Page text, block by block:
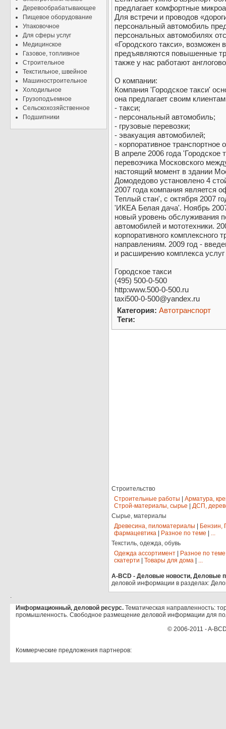
Деревообрабатывающее
Пищевое оборудование
Упаковочное
Для сферы услуг
Медицинское
Газовое, топливное
Строительное
Текстильное, швейное
Машиностроительное
Холодильное
Грузоподъемное
Сельскохозяйственное
Подшипники
предлагает комфортные
Для встречи и проводов
персональный автомобиль
персональных автомобилях
«Городского такси»,
предъявляются повышенные
также у нас работают
О компании:
Компания 'Городское такси'
она предлагает своим
- такси;
- персональный автомобиль;
- грузовые перевозки;
- эвакуация автомобилей;
- корпоративное транспортное
В апреле 2006 года 'Городское
перевозчика Московского
настоящий момент в здании
Домодедово установлено 4
2007 года компания
Теплый стан', с октября 2007
'ИКЕА Белая дача'. Ноябрь
новый уровень обслуживания
автомобилей и мототехники.
корпоративного комплексного
направлениям. 2009 год -
и расширению комплекса
Городское такси
(495) 500-0-500
http:www.500-0-500.ru
taxi500-0-500@yandex.ru
Категория: Автотранспорт
Теги:
Строительство
Строительные работы
Арматура,
Строй-материалы, сырье
ДСП,
Сырье, материалы
Древесина, пиломатериалы
Бензин,
фармацевтика
Разное по теме
...
Текстиль, одежда, обувь
Одежда ассортимент
Разное по теме
скатерти
Товары для дома ...
A-BCD - Деловые новости, Деловые
деловой информации в разделах:
.
Информационный, деловой ресурс. Тематическая направленность:
промышленность. Свободное размещение деловой информации для
© 2006-2011 - A-
Коммерческие предложения партнеров: